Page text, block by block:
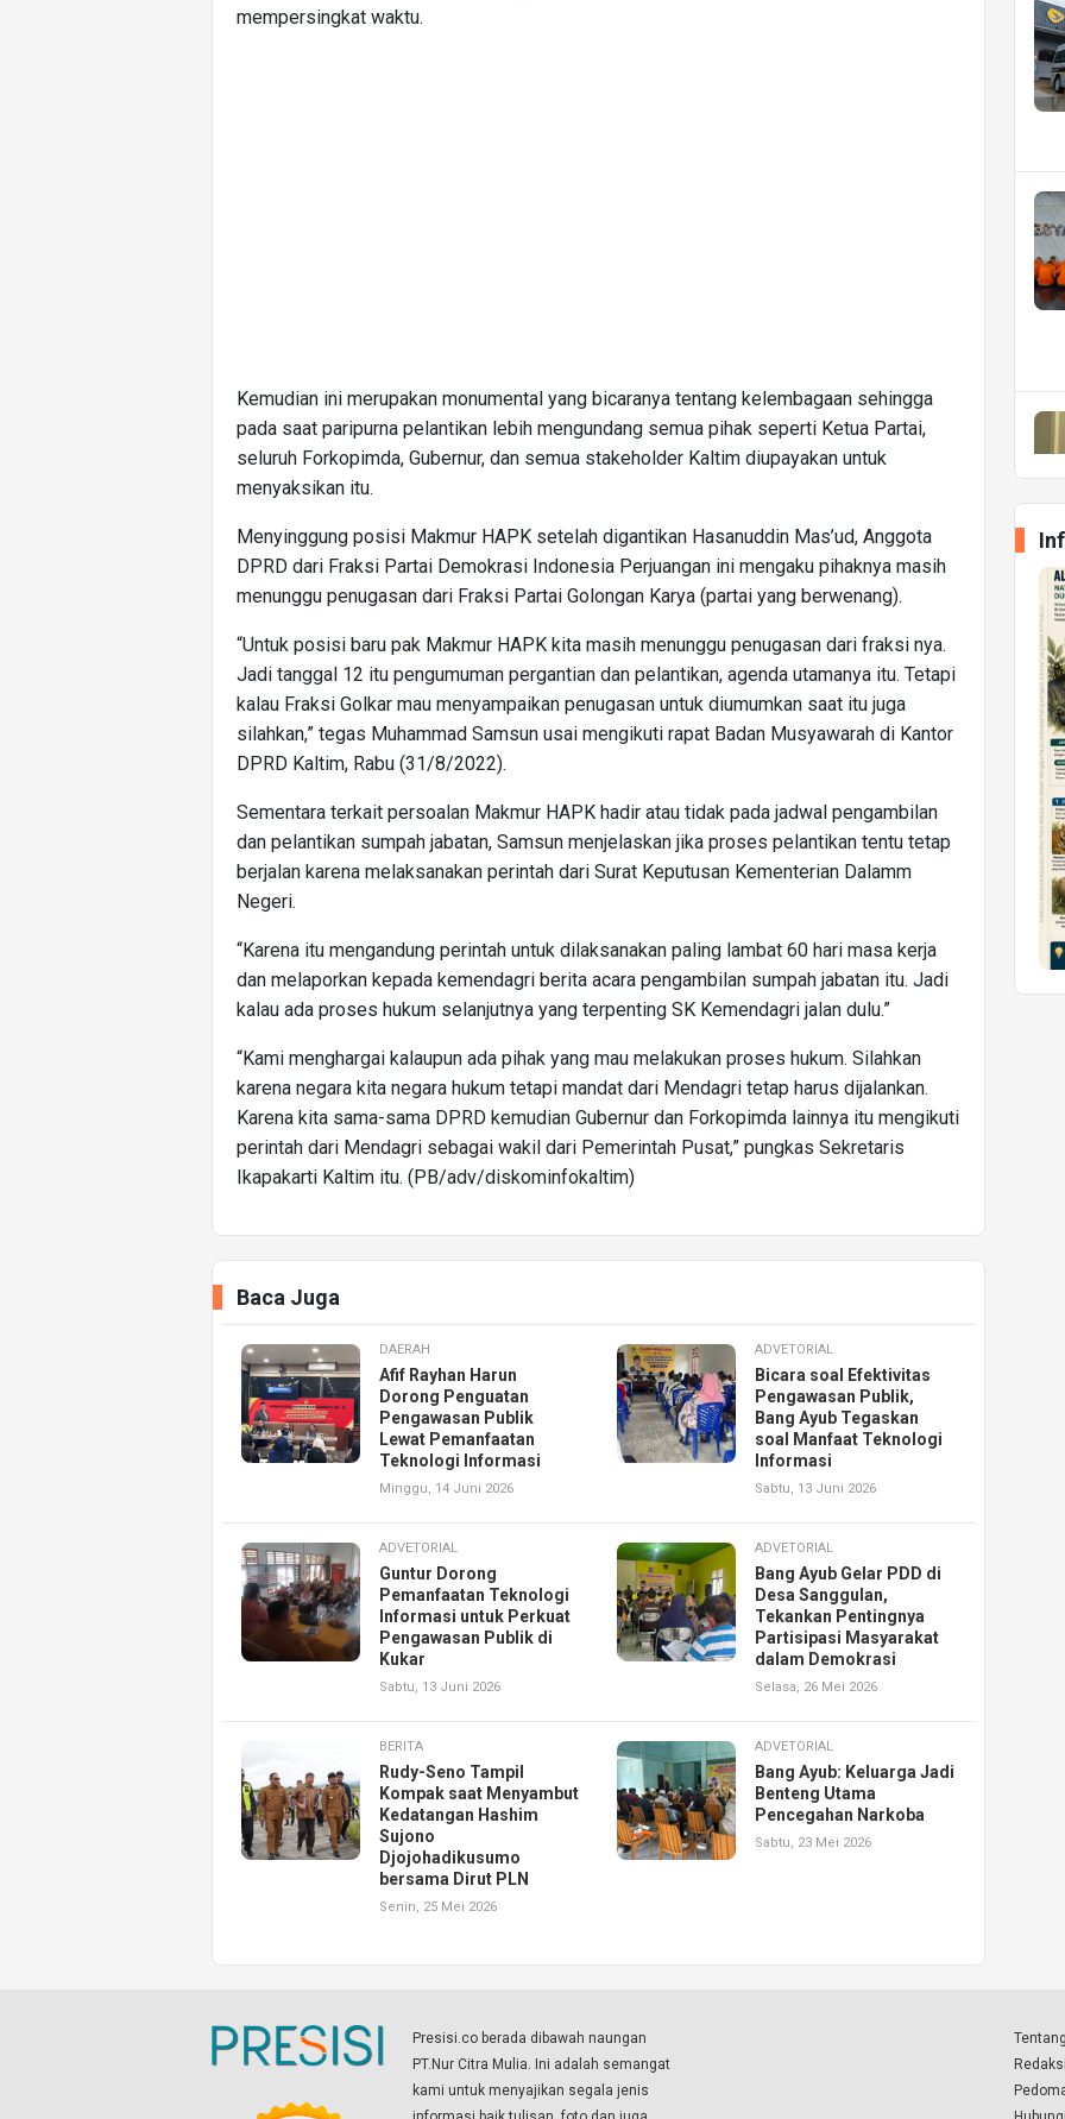
mempersingkat waktu.
Kemudian ini merupakan monumental yang bicaranya tentang kelembagaan sehingga
pada saat paripurna pelantikan lebih mengundang semua pihak seperti Ketua Partai,
seluruh Forkopimda, Gubernur, dan semua stakeholder Kaltim diupayakan untuk
menyaksikan itu.
Menyinggung posisi Makmur HAPK setelah digantikan Hasanuddin Mas’ud, Anggota
DPRD dari Fraksi Partai Demokrasi Indonesia Perjuangan ini mengaku pihaknya masih
menunggu penugasan dari Fraksi Partai Golongan Karya (partai yang berwenang).
“Untuk posisi baru pak Makmur HAPK kita masih menunggu penugasan dari fraksi nya.
Jadi tanggal 12 itu pengumuman pergantian dan pelantikan, agenda utamanya itu. Tetapi
kalau Fraksi Golkar mau menyampaikan penugasan untuk diumumkan saat itu juga
silahkan,” tegas Muhammad Samsun usai mengikuti rapat Badan Musyawarah di Kantor
DPRD Kaltim, Rabu (31/8/2022).
Sementara terkait persoalan Makmur HAPK hadir atau tidak pada jadwal pengambilan
dan pelantikan sumpah jabatan, Samsun menjelaskan jika proses pelantikan tentu tetap
berjalan karena melaksanakan perintah dari Surat Keputusan Kementerian Dalamm
Negeri.
“Karena itu mengandung perintah untuk dilaksanakan paling lambat 60 hari masa kerja
dan melaporkan kepada kemendagri berita acara pengambilan sumpah jabatan itu. Jadi
kalau ada proses hukum selanjutnya yang terpenting SK Kemendagri jalan dulu.”
“Kami menghargai kalaupun ada pihak yang mau melakukan proses hukum. Silahkan
karena negara kita negara hukum tetapi mandat dari Mendagri tetap harus dijalankan.
Karena kita sama-sama DPRD kemudian Gubernur dan Forkopimda lainnya itu mengikuti
perintah dari Mendagri sebagai wakil dari Pemerintah Pusat,” pungkas Sekretaris
Ikapakarti Kaltim itu. (PB/adv/diskominfokaltim)
Baca Juga
DAERAH
Afif Rayhan Harun
Dorong Penguatan
Pengawasan Publik
Lewat Pemanfaatan
Teknologi Informasi
Minggu, 14 Juni 2026
ADVETORIAL
Bicara soal Efektivitas
Pengawasan Publik,
Bang Ayub Tegaskan
soal Manfaat Teknologi
Informasi
Sabtu, 13 Juni 2026
ADVETORIAL
Guntur Dorong
Pemanfaatan Teknologi
Informasi untuk Perkuat
Pengawasan Publik di
Kukar
Sabtu, 13 Juni 2026
ADVETORIAL
Bang Ayub Gelar PDD di
Desa Sanggulan,
Tekankan Pentingnya
Partisipasi Masyarakat
dalam Demokrasi
Selasa, 26 Mei 2026
BERITA
Rudy-Seno Tampil
Kompak saat Menyambut
Kedatangan Hashim
Sujono
Djojohadikusumo
bersama Dirut PLN
Senin, 25 Mei 2026
ADVETORIAL
Bang Ayub: Keluarga Jadi
Benteng Utama
Pencegahan Narkoba
Sabtu, 23 Mei 2026
Presisi.co berada dibawah naungan
PT.Nur Citra Mulia. Ini adalah semangat
kami untuk menyajikan segala jenis
Redaksi